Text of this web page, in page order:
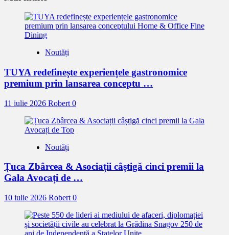
Noutăți
TUYA redefinește experiențele gastronomice
premium prin lansarea conceptu …
11 iulie 2026 Robert 0
Noutăți
Țuca Zbârcea & Asociații câștigă cinci premii la
Gala Avocați de …
10 iulie 2026 Robert 0